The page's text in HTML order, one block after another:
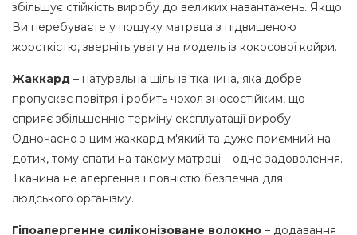
збільшує стійкість виробу до великих навантажень. Якщо
Ви перебуваєте у пошуку матраца з підвищеною
жорсткістю, зверніть увагу на модель із кокосової койри.
Жаккард – натуральна щільна тканина, яка добре
пропускає повітря і робить чохол зносостійким, що
сприяє збільшенню терміну експлуатації виробу.
Одночасно з цим жаккард м'який та дуже приємний на
дотик, тому спати на такому матраці – одне задоволення.
Тканина не алергенна і повністю безпечна для
людського організму.
Гіпоалергенне силіконізоване волокно – додавання